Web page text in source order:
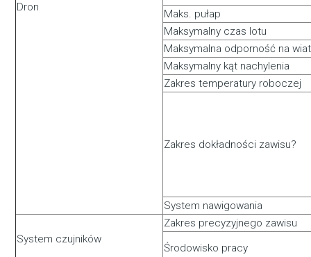
Dron
Maks. pułap
Maksymalny czas lotu
Maksymalna odporność na
Maksymalny kąt nachylenia
Zakres temperatury roboczej
Zakres dokładności zawisu?
System nawigowania
System czujników
Zakres precyzyjnego zawisu
Środowisko pracy